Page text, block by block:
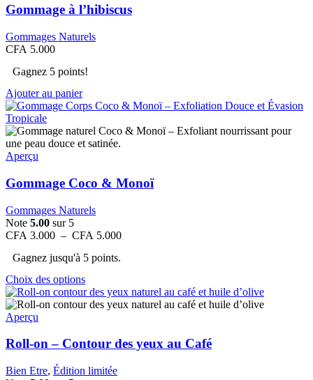
Gommage à l’hibiscus
Gommages Naturels
CFA 5.000
Gagnez 5 points!
Ajouter au panier
Aperçu
Gommage Coco & Monoï
Gommages Naturels
Note 5.00 sur 5
CFA 3.000 – CFA 5.000Plage
CFA 5.000
Gagnez jusqu'à 5 points.
Choix des optionsCe
produit
a
Les
peuvent
Aperçu
Roll-on – Contour des yeux au Café
Bien Etre, Édition limitée